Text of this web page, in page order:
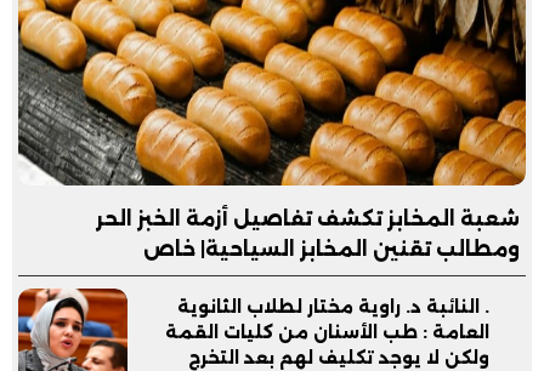
شعبة المخابز تكشف تفاصيل أزمة الخبز الحر
ومطالب تقنين المخابز السياحية| خاص
. النائبة د. راوية مختار لطلاب الثانوية
العامة : طب الأسنان من كليات القمة
ولكن لا يوجد تكليف لهم بعد التخرج